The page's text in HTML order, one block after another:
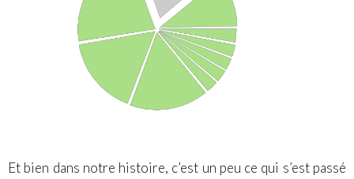
Et bien dans notre histoire, c’est un peu ce qui s’est passé